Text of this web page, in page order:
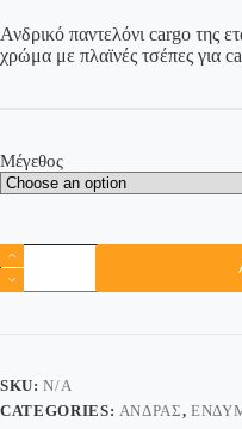
Ανδρικό παντελόνι cargo της
χρώμα με πλαϊνές τσέπες για
Μέγεθος
SKU:N/A
CATEGORIES: ΆΝΔΡΑΣ,